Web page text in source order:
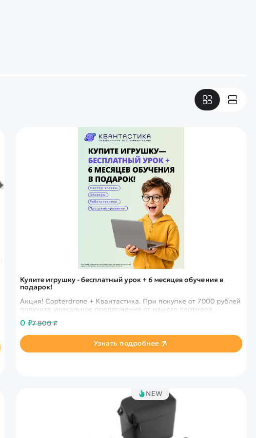
Купите игрушку - бесплатный урок + 6 месяцев обучения в
подарок!
Акция! Copterdrone + Квантастика. При покупке от 7000 рублей
получите уникальное предложение от нашего партнера
0 ₽7 800 ₽
Узнать подробнее
NEW